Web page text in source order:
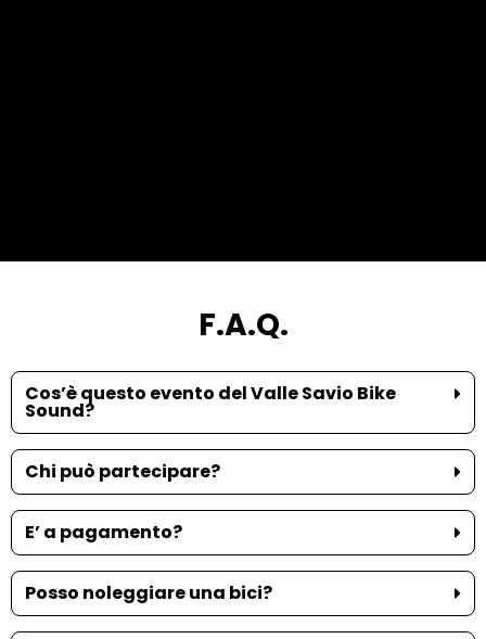
F.A.Q.
Cos’è questo evento del Valle Savio Bike
Sound?
Chi può partecipare?
E’ a pagamento?
Posso noleggiare una bici?